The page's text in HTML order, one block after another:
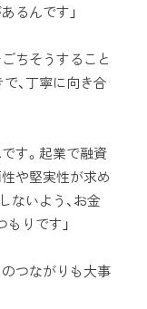
るんです」
ちそうすること
、丁寧に向き合
す。起業で融資
や堅実性が求め
ないよう、お金
りです」
つながりも大事